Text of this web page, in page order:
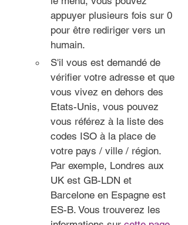
appuyer plusieurs fois sur 0
pour être rediriger vers un
humain.
S'il vous est demandé de
vérifier votre adresse et que
vous vivez en dehors des
Etats-Unis, vous pouvez
vous référez à la liste des
codes ISO à la place de
votre pays / ville / région.
Par exemple, Londres aux
UK est GB-LDN et
Barcelone en Espagne est
ES-B. Vous trouverez les